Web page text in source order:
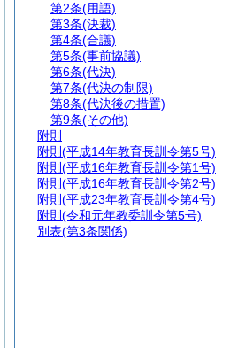
第2条(用語)
第3条(決裁)
第4条(合議)
第5条(事前協議)
第6条(代決)
第7条(代決の制限)
第8条(代決後の措置)
第9条(その他)
附則
附則 (平成14年教育長訓令第5号)
附則 (平成16年教育長訓令第1号)
附則 (平成16年教育長訓令第2号)
附則 (平成23年教育長訓令第4号)
附則 (令和元年教委訓令第5号)
別表(第3条関係)